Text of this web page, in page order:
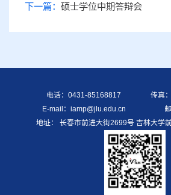
下一篇： 硕士学位中期答辩会
电话：0431-85168817
传真
E-mail：iamp@jlu.edu.cn
地址： 长春市前进大街2699号 吉林大学